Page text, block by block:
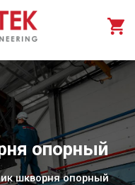
опорный
шкворня опорный